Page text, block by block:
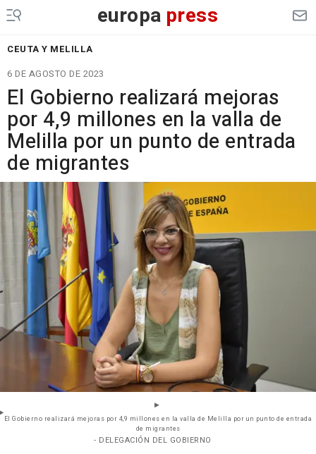
europa press
CEUTA Y MELILLA
6 DE AGOSTO DE 2023
El Gobierno realizará mejoras
por 4,9 millones en la valla de
Melilla por un punto de entrada
de migrantes
El Gobierno realizará mejoras por 4,9 millones en la valla de Melilla por un punto de entrada
de migrantes
- DELEGACIÓN DEL GOBIERNO